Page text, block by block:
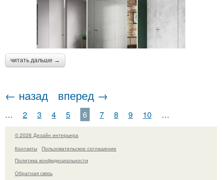
читать дальше →
← назад вперед →
… 2 3 4 5 6 7 8 9 10 …
© 2026 Дизайн интерьера
Контакты
Пользовательское соглашение
Политика конфидециальности
Обратная связь